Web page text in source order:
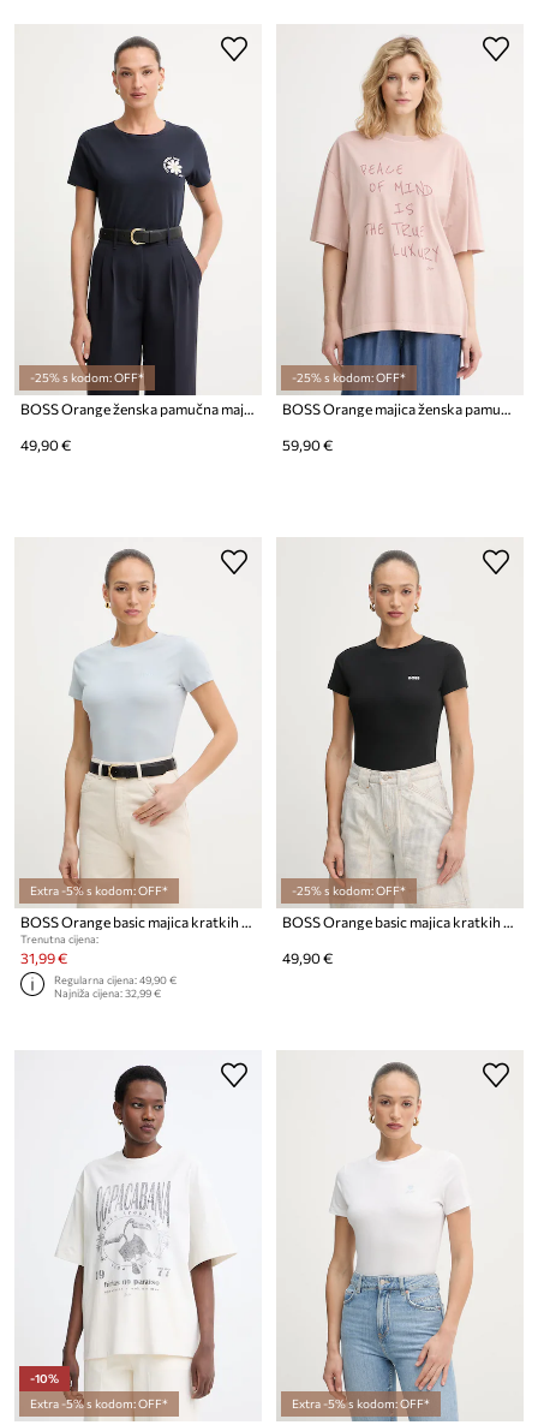
-25% s kodom: OFF*
49,90 €
-25% s kodom: OFF*
59,90 €
Extra -5% s kodom: OFF*
BOSS Orange basic majica kratkih rukava ženska od pamuka C Esogo 1
Trenutna cijena:
31,99 €
Regularna cijena:49,90 €
Najniža cijena:32,99 €
-25% s kodom: OFF*
BOSS Orange basic majica kratkih rukava ženska od pamuka C Esogo 1
49,90 €
-10%
Extra -5% s kodom: OFF*
Extra -5% s kodom: OFF*